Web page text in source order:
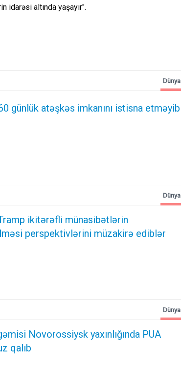
idarəsi altında yaşayır".
günlük atəşkəs imkanını istisna etməyib
Dünya
ikitərəfli münasibətlərin
perspektivlərini müzakirə ediblər
Dünya
Novorossiysk yaxınlığında PUA
qalıb
Dünya